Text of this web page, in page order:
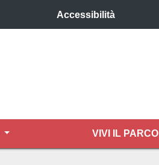
Accessibilità
VIVI IL PARCO